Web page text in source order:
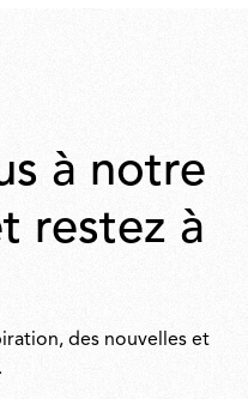
à notre
restez à
des nouvelles et